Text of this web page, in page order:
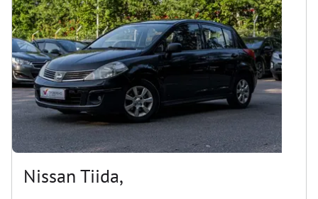
Nissan Tiida,